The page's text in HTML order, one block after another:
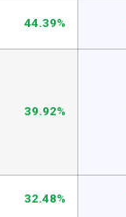
44.39%
39.92%
32.48%